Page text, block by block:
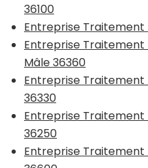
36100
Entreprise Traitement
Entreprise Traitement
Mâle 36360
Entreprise Traitement
36330
Entreprise Traitement
36250
Entreprise Traitement